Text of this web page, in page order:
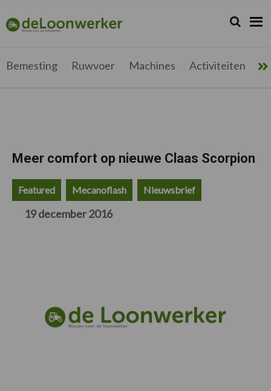
de
hoofdnavigatie
de
hoofd
de
eerste
de
voettekst
deloonwerker.be Zoeken...
Zoek
Bemesting Ruwvoer Machines Activiteiten
Meer comfort op nieuwe Claas Scorpion
Featured Mecanoflash Nieuwsbrief
19 december 2016